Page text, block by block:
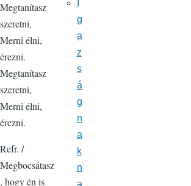
Megtanítasz
szeretni,
Merni élni,
érezni.
Megtanítasz
szeretni,
Merni élni,
érezni.
Refr. /
Megbocsátasz
, hogy én is
g
a
z
s
á
g
n
a
k
n
a